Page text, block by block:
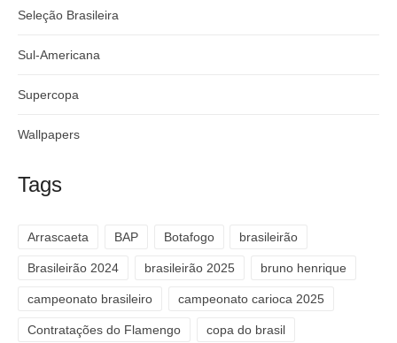
Seleção Brasileira
Sul-Americana
Supercopa
Wallpapers
Tags
Arrascaeta BAP Botafogo brasileirão
Brasileirão 2024 brasileirão 2025 bruno henrique
campeonato brasileiro campeonato carioca 2025
Contratações do Flamengo copa do brasil